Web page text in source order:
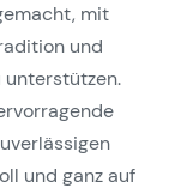
mit
und
unterstützen.
und ganz auf